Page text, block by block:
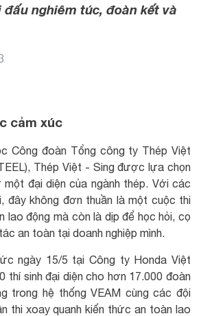
nghiêm túc, đoàn kết và
cảm xúc
Công đoàn Tổng công ty Thép Việt
Thép Việt - Sing được lựa chọn
đại diện của ngành thép. Với các
đây không đơn thuần là một cuộc thi
lao động mà còn là dịp để học hỏi, cọ
an toàn tại doanh nghiệp mình.
ngày 15/5 tại Công ty Honda Việt
thí sinh đại diện cho hơn 17.000 đoàn
trong hệ thống VEAM cùng các đội
thi xoay quanh kiến thức an toàn lao